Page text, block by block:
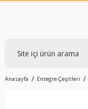
Anasayfa Entegre Çeşitleri